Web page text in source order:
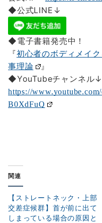
◆公式LINE↓
◆電子書籍発売中！
『初心者のボディメイ
事理論
』
◆YouTubeチャンネル↓
https://
B0XdFuQ
関連
【ストレートネック・上部
交差症候群】首が前に出て
しまっている場合の原因と